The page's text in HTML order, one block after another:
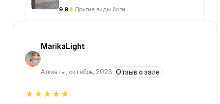
9.9 Другие виды йоги
MarikaLight
Алматы, октябрь, 2023 Отзыв о зале